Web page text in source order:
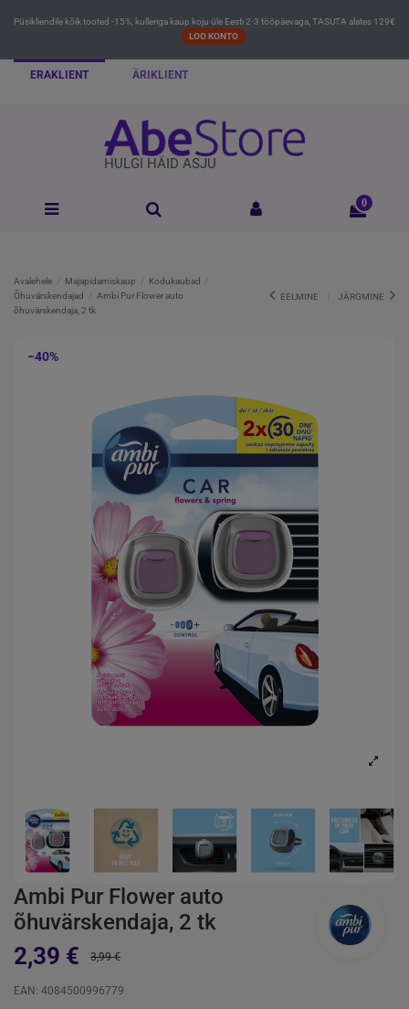
Püsikliendile kõik tooted -15%, kulleriga kaup koju üle Eesti 2-3 tööpäevaga, TASUTA alates 129€
LOO KONTO
ERAKLIENT ÄRIKLIENT
HULGI HÄID ASJU
0
Avalehele Majapidamiskaup
Kodukaubad
Õhuvärskendajad
Ambi Pur Flower auto
õhuvärskendaja, 2 tk
EELMINE JÄRGMINE
−40%
Ambi Pur Flower auto
õhuvärskendaja, 2 tk
2,39 € 3,99 €
EAN: 4084500996779